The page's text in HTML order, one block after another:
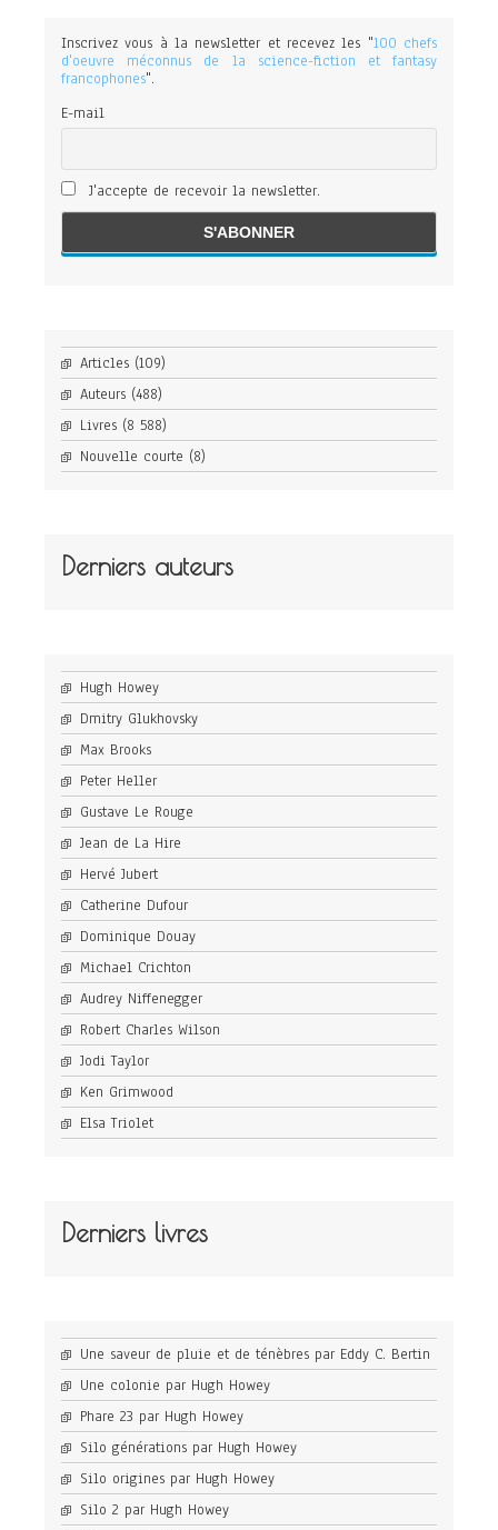
Inscrivez vous à la newsletter et recevez les "100 chefs
d'oeuvre méconnus de la science-fiction et fantasy
francophones".
E-mail
J'accepte de recevoir la newsletter.
Articles (109)
Auteurs (488)
Livres (8 588)
Nouvelle courte (8)
Derniers auteurs
Hugh Howey
Dmitry Glukhovsky
Max Brooks
Peter Heller
Gustave Le Rouge
Jean de La Hire
Hervé Jubert
Catherine Dufour
Dominique Douay
Michael Crichton
Audrey Niffenegger
Robert Charles Wilson
Jodi Taylor
Ken Grimwood
Elsa Triolet
Derniers livres
Une saveur de pluie et de ténèbres par Eddy C. Bertin
Une colonie par Hugh Howey
Phare 23 par Hugh Howey
Silo générations par Hugh Howey
Silo origines par Hugh Howey
Silo 2 par Hugh Howey